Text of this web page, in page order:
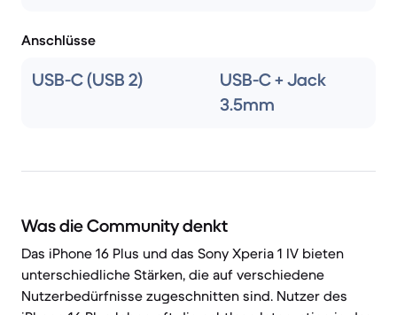
Anschlüsse
USB-C (USB 2)
USB-C + Jack
3.5mm
Was die Community denkt
Das iPhone 16 Plus und das Sony Xperia 1 IV bieten
unterschiedliche Stärken, die auf verschiedene
Nutzerbedürfnisse zugeschnitten sind. Nutzer des